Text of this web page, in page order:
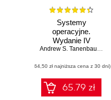
Systemy
operacyjne.
Wydanie IV
Andrew S. Tanenbaum,
(64,50 zł najniższa cena z 30 dni)
65.79 zł